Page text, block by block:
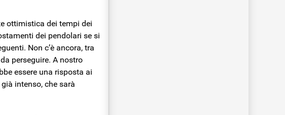
ottimistica dei tempi dei
dei pendolari se si
Non c’è ancora, tra
perseguire. A nostro
essere una risposta ai
intenso, che sarà